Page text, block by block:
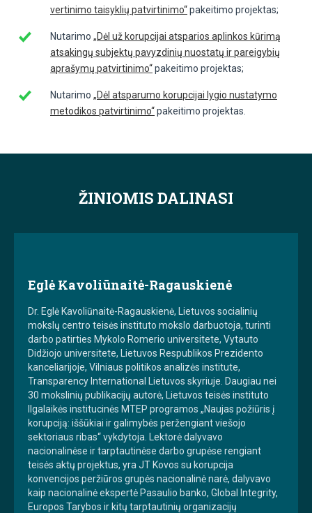
vertinimo taisyklių patvirtinimo“pakeitimo projektas;
Nutarimo „Dėl už korupcijai atsparios aplinkos kūrimą
atsakingų subjektų pavyzdinių nuostatų ir pareigybių
aprašymų patvirtinimo“pakeitimo projektas;
Nutarimo „Dėl atsparumo korupcijai lygio nustatymo
metodikos patvirtinimo“pakeitimo projektas.
ŽINIOMIS DALINASI
Eglė Kavoliūnaitė-Ragauskienė
Dr. Eglė Kavoliūnaitė-Ragauskienė, Lietuvos socialinių
mokslų centro teisės instituto mokslo darbuotoja, turinti
darbo patirties Mykolo Romerio universitete, Vytauto
Didžiojo universitete, Lietuvos Respublikos Prezidento
kanceliarijoje, Vilniaus politikos analizės institute,
Transparency International Lietuvos skyriuje. Daugiau nei
30 mokslinių publikacijų autorė, Lietuvos teisės instituto
Ilgalaikės institucinės MTEP programos „Naujas požiūris į
korupciją: iššūkiai ir galimybės peržengiant viešojo
sektoriaus ribas“ vykdytoja. Lektorė dalyvavo
nacionalinėse ir tarptautinėse darbo grupėse rengiant
teisės aktų projektus, yra JT Kovos su korupcija
konvencijos peržiūros grupės nacionalinė narė, dalyvavo
kaip nacionalinė ekspertė Pasaulio banko, Global Integrity,
Europos Tarybos ir kitų tarptautinių organizacijų